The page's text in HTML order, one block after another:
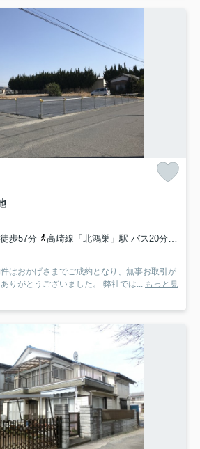
歩57分 高崎線「北鴻巣」駅 バス20分 埼玉県鴻巣市「三ヶ谷戸」 停歩17分
件はおかげさまでご成約となり、無事お取引が
りがとうございました。 弊社では... もっと見